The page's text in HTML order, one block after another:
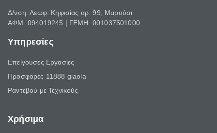
Δ/νση: Λεωφ. Κηφισίας αρ. 99, Μαρούσι
ΑΦΜ: 094019245 | ΓΕΜΗ: 001037501000
Υπηρεσίες
Επείγουσες Εργασίες
Προσφορές 11888 giaola
Ραντεβού με Τεχνικούς
Χρήσιμα